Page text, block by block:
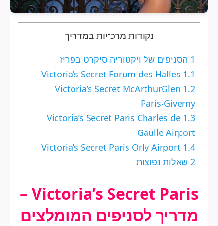
נקודות מרכזיות במדריך
1 הסניפים של ויקטוריה סיקרט בפריז
1.1
1.2
Victoria’s Secret McArthurGlen
Paris-Giverny
1.3
Victoria’s Secret Paris Charles de
Gaulle Airport
1.4
2 שאלות נפוצות
Victoria’s Secret Paris –
מדריך לסניפים המומלצים